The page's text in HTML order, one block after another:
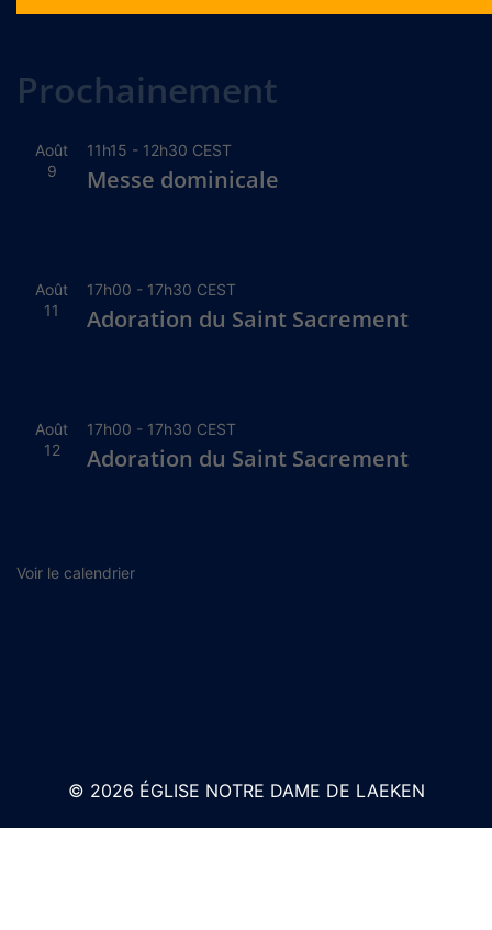
Prochainement
Août
9
11h15 - 12h30 CEST
Messe dominicale
Août
11
17h00 - 17h30 CEST
Adoration du Saint Sacrement
Août
12
17h00 - 17h30 CEST
Adoration du Saint Sacrement
Voir le calendrier
© 2026 ÉGLISE NOTRE DAME DE LAEKEN